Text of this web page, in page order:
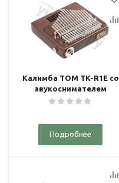
Калимба TOM TK-R1E со
звукоснимателем
Подробнее